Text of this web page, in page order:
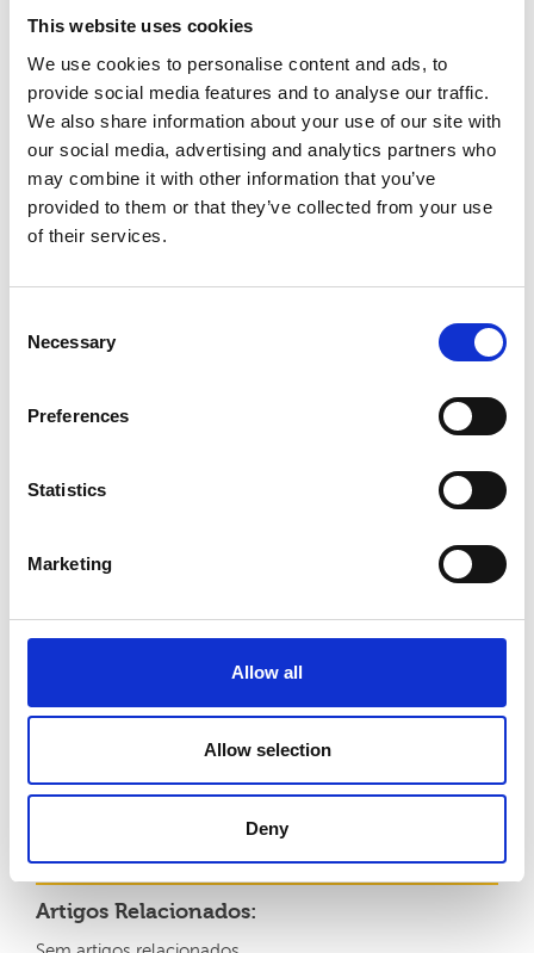
This website uses cookies
We use cookies to personalise content and ads, to
provide social media features and to analyse our traffic.
We also share information about your use of our site with
our social media, advertising and analytics partners who
may combine it with other information that you’ve
provided to them or that they’ve collected from your use
of their services.
Selection
Necessary
Preferences
Statistics
Marketing
Allow all
Allow selection
Deny
cor. Quanto mais cor tiverem as frutas e os vegetais
melhor;
Alimentos ricos em Betacaroteno que é um forte anti
oxidante e elimina os radicais livres: - Laranja; Limão;
Kiwi; tangerinas;
Cenoura; Tomate; Brócolos; couve de preferência de
cor mais escura; espinafres; Beterraba; cogumelos;
Feijão encarnado; Grão; Ervilhas e favas que são
alimentos muito ricos em Zinco e Vitamina E.
Dormir adequadamente, o número de horas suficiente
vida, não somente em momentos em que a pessoa se
A Medicina Chinesa, ao nível da prevenção, traz um
duplo benefício: reestabelece rapidamente o prazer de
bloqueios se instalem no organismo e desencadeiem
uma desordem energética de maior amplitude: a
Já segue as nossas Redes Sociais?
Facebook - Clínicas Pedro Choy
Artigos Relacionados: